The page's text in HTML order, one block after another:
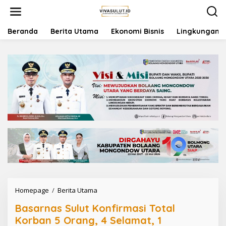
Beranda Berita Utama Ekonomi Bisnis Lingkungan
Homepage / Berita Utama
s
Basarnas Sulut Konfirmasi Total
Korban 5 Orang, 4 Selamat, 1